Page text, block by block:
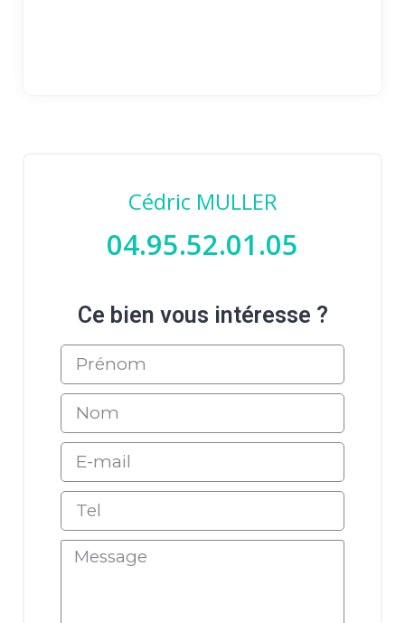
Cédric MULLER
04.95.52.01.05
Ce bien vous intéresse ?